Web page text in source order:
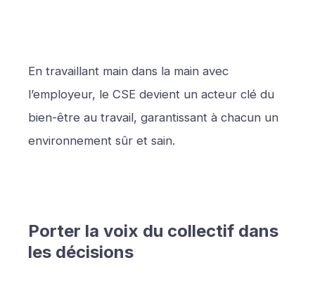
En travaillant main dans la main avec
l’employeur, le CSE devient un acteur clé du
bien-être au travail, garantissant à chacun un
environnement sûr et sain.
Porter la voix du collectif dans
les décisions